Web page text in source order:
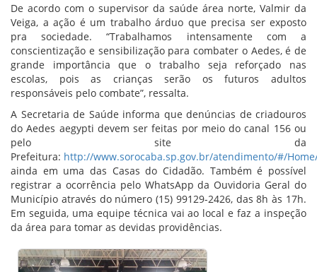
De acordo com o supervisor da saúde área norte, Valmir da
Veiga, a ação é um trabalho árduo que precisa ser exposto
pra sociedade. “Trabalhamos intensamente com a
conscientização e sensibilização para combater o Aedes, é de
grande importância que o trabalho seja reforçado nas
escolas, pois as crianças serão os futuros adultos
responsáveis pelo combate”, ressalta.
A Secretaria de Saúde informa que denúncias de criadouros
do Aedes aegypti devem ser feitas por meio do canal 156 ou
pelo site da
Prefeitura: http://www.sorocaba.sp.gov.br/atendimento/#/
ainda em uma das Casas do Cidadão. Também é possível
registrar a ocorrência pelo WhatsApp da Ouvidoria Geral do
Município através do número (15) 99129-2426, das 8h às 17h.
Em seguida, uma equipe técnica vai ao local e faz a inspeção
da área para tomar as devidas providências.